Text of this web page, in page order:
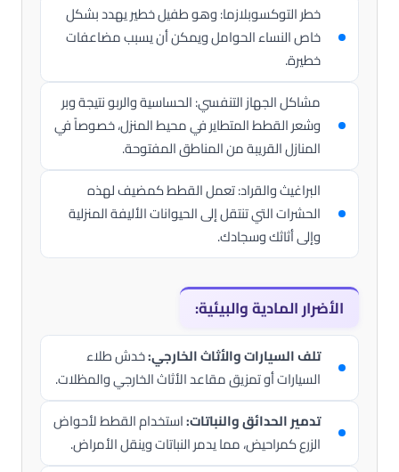
خطر التوكسوبلازما: وهو طفيل خطير يهدد بشكل
خاص النساء الحوامل ويمكن أن يسبب مضاعفات
خطيرة.
مشاكل الجهاز التنفسي: الحساسية والربو نتيجة وبر
وشعر القطط المتطاير في محيط المنزل، خصوصاً في
المنازل القريبة من المناطق المفتوحة.
البراغيث والقراد: تعمل القطط كمضيف لهذه
الحشرات التي تنتقل إلى الحيوانات الأليفة المنزلية
وإلى أثاثك وسجادك.
الأضرار المادية والبيئية:
تلف السيارات والأثاث الخارجي:خدش طلاء
السيارات أو تمزيق مقاعد الأثاث الخارجي والمظلات.
تدمير الحدائق والنباتات:استخدام القطط لأحواض
الزرع كمراحيض، مما يدمر النباتات وينقل الأمراض.